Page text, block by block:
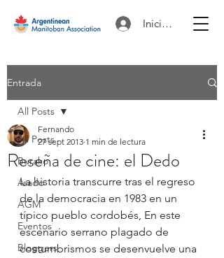
Iniciar sesión
Entrada
All Posts
Burako
Asado
AGM
Eventos
Bloggers
All Posts
Reseña de cine: el Dedo
Fernando
27 sept 2013 1 min de lectura
La historia transcurre tras el regreso
de la democracia en 1983 en un
típico pueblo cordobés, En este
escenario serrano plagado de
costumbrismos se desenvuelve una